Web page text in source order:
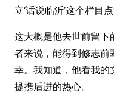
立‘话说临沂’这个栏目
这大概是他去世前留下
者来说，能得到修志前
幸。我知道，他看我的
提携后进的热心。